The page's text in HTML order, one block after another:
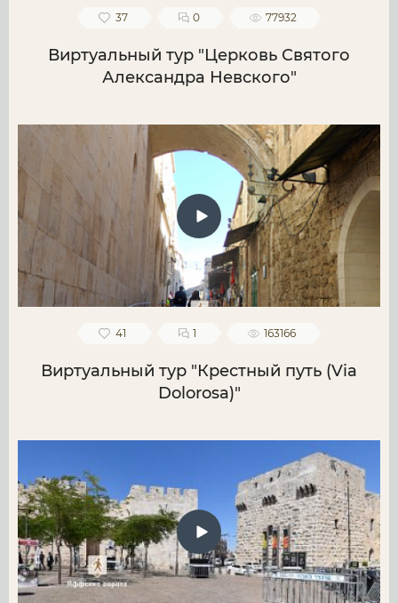
37 0 77932
Виртуальный тур "Церковь Святого
Александра Невского"
41 1 163166
Виртуальный тур "Крестный путь (Via
Dolorosa)"